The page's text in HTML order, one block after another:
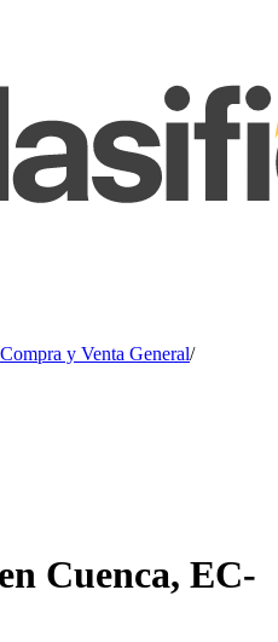
Compra y Venta General/
Cuenca, EC-